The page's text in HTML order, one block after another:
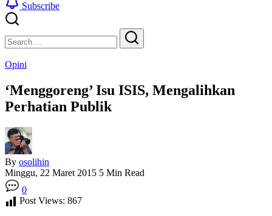
Subscribe
Search
Search
Opini
‘Menggoreng’ Isu ISIS, Mengalihkan
Perhatian Publik
By osolihin
Minggu, 22 Maret 2015 5 Min Read
0
Post Views: 867